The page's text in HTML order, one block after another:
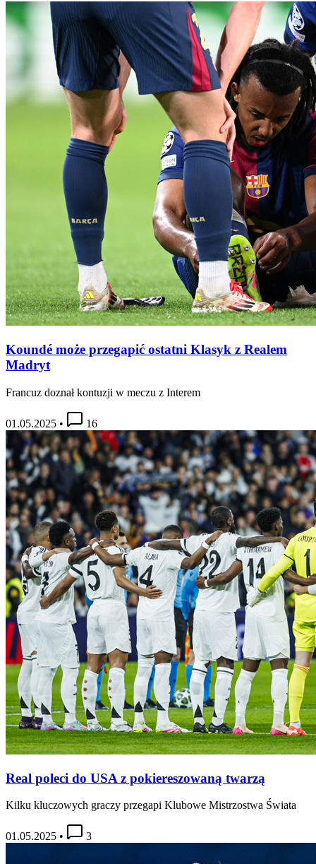
Koundé może przegapić ostatni Klasyk z Realem
Madryt
Francuz doznał kontuzji w meczu z Interem
01.05.2025 • 16
Real poleci do USA z pokiereszowaną twarzą
Kilku kluczowych graczy przegapi Klubowe Mistrzostwa Świata
01.05.2025 • 3